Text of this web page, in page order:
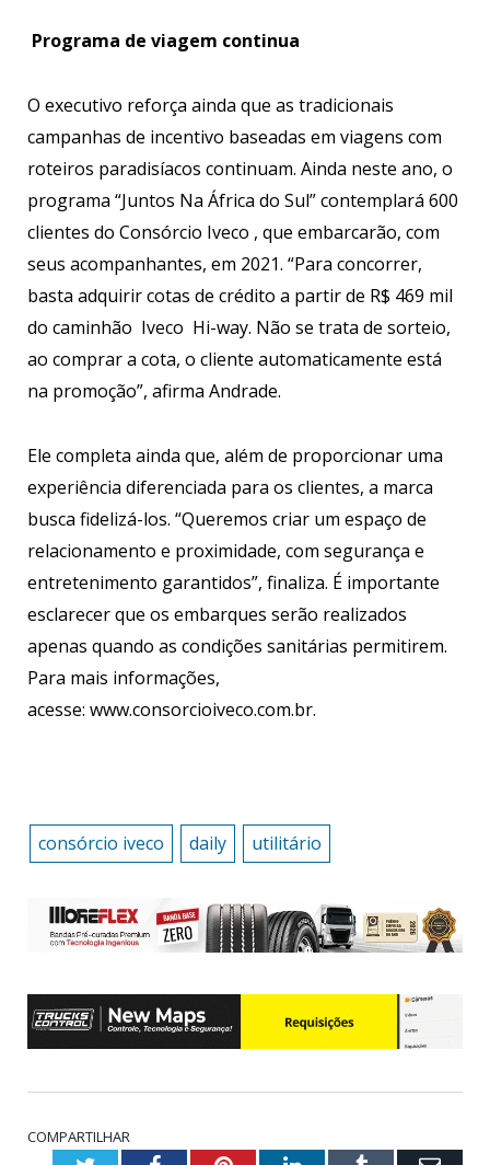
Programa de viagem continua
O executivo reforça ainda que as tradicionais
campanhas de incentivo baseadas em viagens com
roteiros paradisíacos continuam. Ainda neste ano, o
programa “Juntos Na África do Sul” contemplará 600
clientes do Consórcio Iveco , que embarcarão, com
seus acompanhantes, em 2021. “Para concorrer,
basta adquirir cotas de crédito a partir de R$ 469 mil
do caminhão Iveco Hi-way. Não se trata de sorteio,
ao comprar a cota, o cliente automaticamente está
na promoção”, afirma Andrade.
Ele completa ainda que, além de proporcionar uma
experiência diferenciada para os clientes, a marca
busca fidelizá-los. “Queremos criar um espaço de
relacionamento e proximidade, com segurança e
entretenimento garantidos”, finaliza. É importante
esclarecer que os embarques serão realizados
apenas quando as condições sanitárias permitirem.
Para mais informações,
acesse: www.consorcioiveco.com.br.
consórcio iveco daily utilitário
COMPARTILHAR